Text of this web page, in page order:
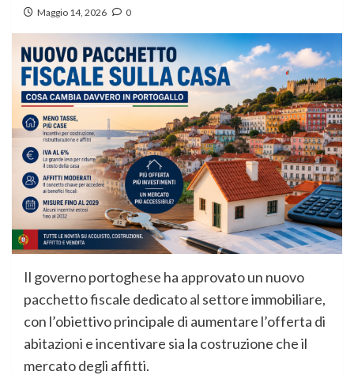
Maggio 14, 2026 0
Il governo portoghese ha approvato un nuovo
pacchetto fiscale dedicato al settore immobiliare,
con l’obiettivo principale di aumentare l’offerta di
abitazioni e incentivare sia la costruzione che il
mercato degli affitti.